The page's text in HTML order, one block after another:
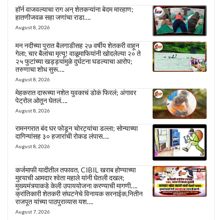
हॉर्न वाजवल्याचा राग अन् शेतकऱ्यांना बेदम मारहाण;
हातणीजवळ सहा जणांचा राडा….
August 8, 2026
मन नदीच्या पुरात बैलगाडीसह २७ वर्षीय शेतकरी वाहून
गेला; चार बैलांचा मृत्यू! वाळूमाफियांनी खोदलेल्या २० ते
२५ फुटांच्या खड्ड्यांमुळे दुर्घटना घडल्याचा आरोप;
तरुणाचा शोध सुरू….
August 8, 2026
मेहकरात दारूच्या नशेत युवकाचं डोकं फिरलं; अंगावर
पेट्रोल ओतून घेतलं….
August 8, 2026
रामनगरात बंद घर फोडून चोरट्यांचा डल्ला; सोन्याच्या
दागिन्यांसह ३० हजारांची रोकड लंपास….
August 8, 2026
कर्जमाफी यादीतील तफावत, CIBIL खराब होण्याच्या
मुद्द्याची आमदार श्वेता महाले यांनी घेतली दखल;
मुख्यमंत्र्याकडे केली उपाययोजना करण्याची मागणी….
क्रांतिकारी शेतकरी संघटनेचे विनायक सरनाईक,नितीन
राजपूत यांच्या पाठपुराव्यास यश….
August 7, 2026